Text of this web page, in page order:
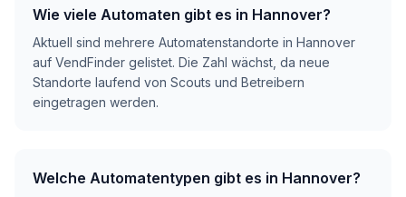
Wie viele Automaten gibt es in Hannover?
Aktuell sind mehrere Automatenstandorte in Hannover
auf VendFinder gelistet. Die Zahl wächst, da neue
Standorte laufend von Scouts und Betreibern
eingetragen werden.
Welche Automatentypen gibt es in Hannover?